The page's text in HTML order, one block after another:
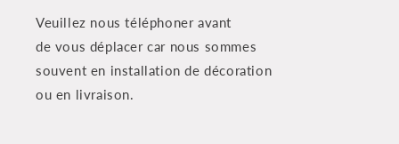
Veuillez nous téléphoner avant
de vous déplacer car nous sommes
souvent en installation de décoration
ou en livraison.